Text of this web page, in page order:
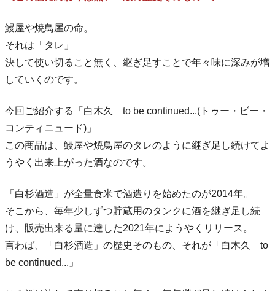
鰻屋や焼鳥屋の命。
それは「タレ」
決して使い切ること無く、継ぎ足すことで年々味に深みが増
していくのです。
今回ご紹介する「白木久 to be continued...(トゥー・ビー・
コンティニュード)」
この商品は、鰻屋や焼鳥屋のタレのように継ぎ足し続けてよ
うやく出来上がった酒なのです。
「白杉酒造」が全量食米で酒造りを始めたのが2014年。
そこから、毎年少しずつ貯蔵用のタンクに酒を継ぎ足し続
け、販売出来る量に達した2021年にようやくリリース。
言わば、「白杉酒造」の歴史そのもの、それが「白木久 to
be continued...」